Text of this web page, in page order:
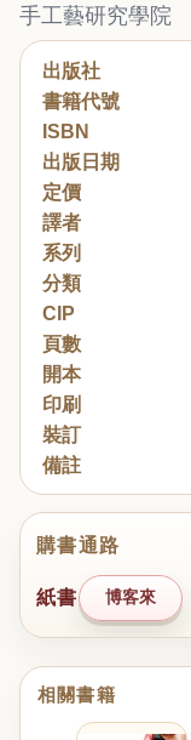
手工藝研究學院
出版社
書籍代號
ISBN
出版日期
定價
譯者
系列
分類
CIP
頁數
開本
印刷
裝訂
備註
購書通路
紙書 博客來
相關書籍